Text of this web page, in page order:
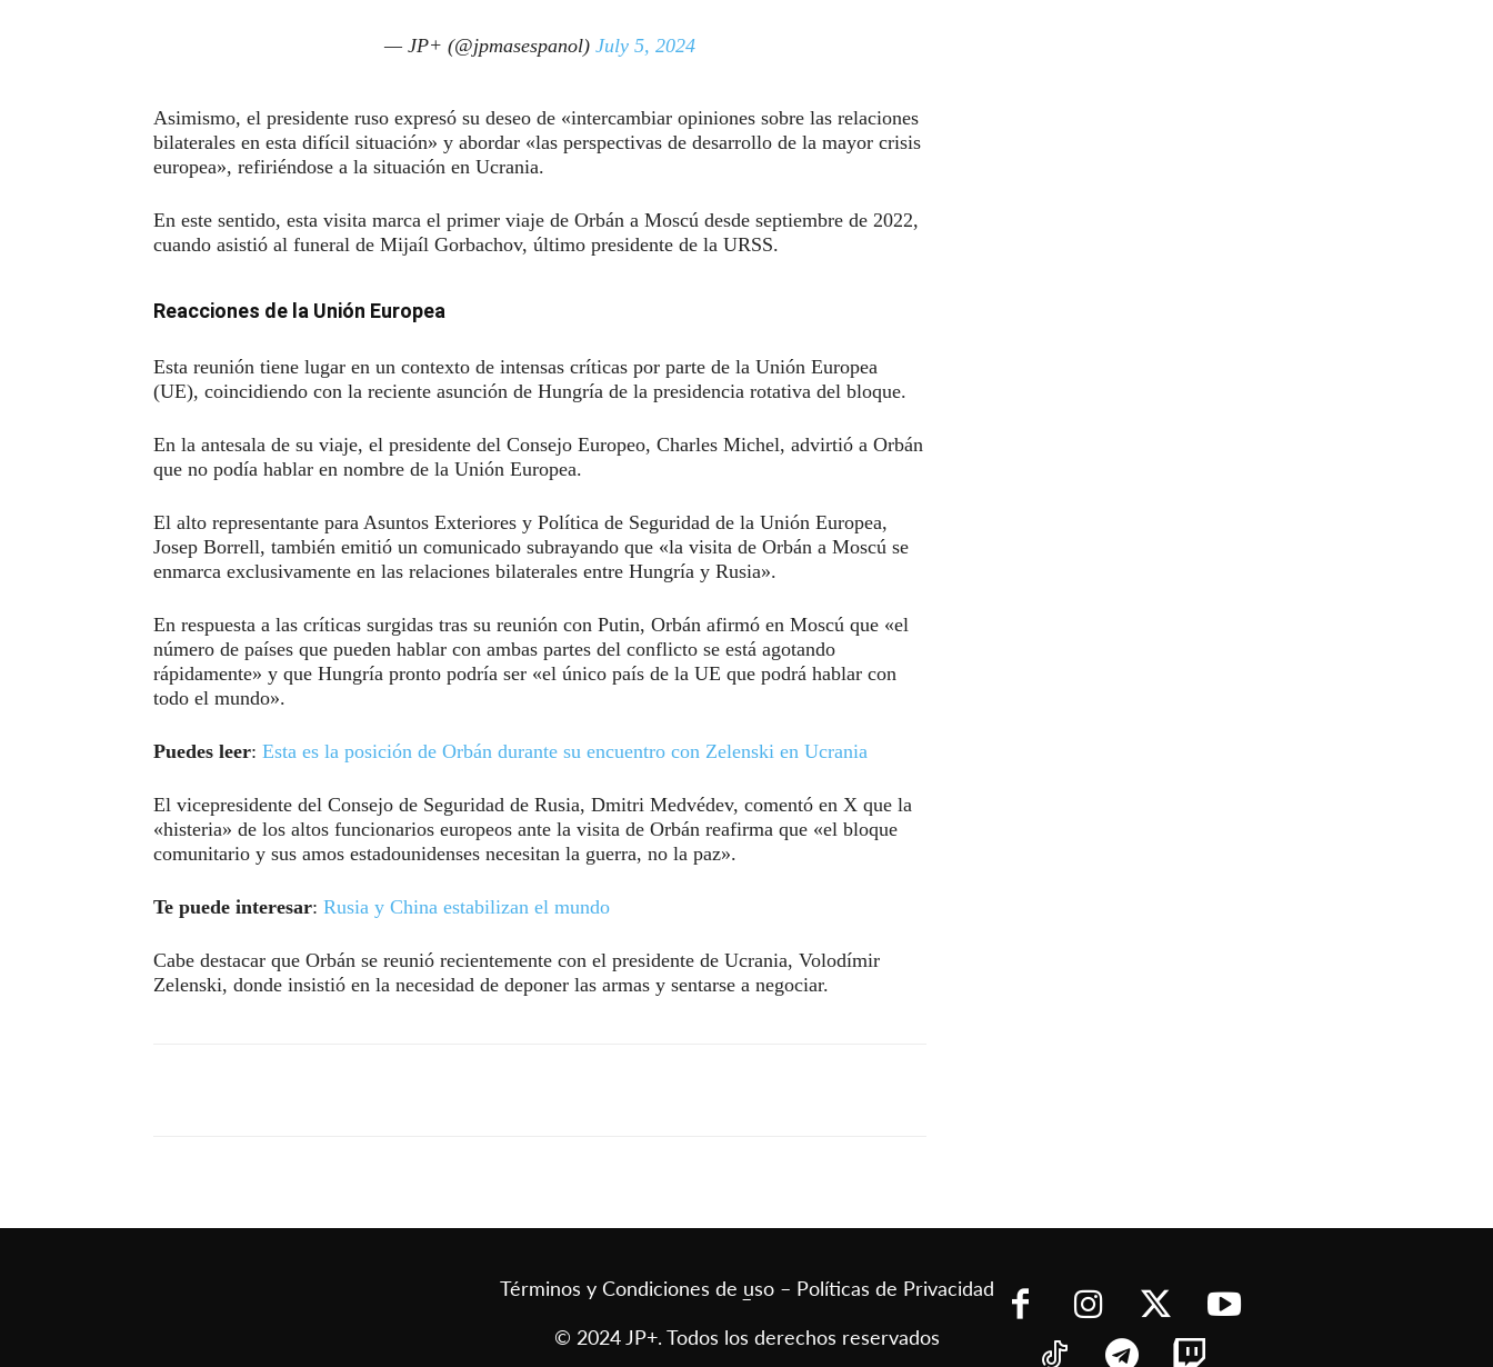
— JP+ (@jpmasespanol) July 5, 2024
Asimismo, el presidente ruso expresó su deseo de «intercambiar opiniones sobre las relaciones
bilaterales en esta difícil situación» y abordar «las perspectivas de desarrollo de la mayor crisis
europea», refiriéndose a la situación en Ucrania.
En este sentido, esta visita marca el primer viaje de Orbán a Moscú desde septiembre de 2022,
cuando asistió al funeral de Mijaíl Gorbachov, último presidente de la URSS.
Reacciones de la Unión Europea
Esta reunión tiene lugar en un contexto de intensas críticas por parte de la Unión Europea
(UE), coincidiendo con la reciente asunción de Hungría de la presidencia rotativa del bloque.
En la antesala de su viaje, el presidente del Consejo Europeo, Charles Michel, advirtió a Orbán
que no podía hablar en nombre de la Unión Europea.
El alto representante para Asuntos Exteriores y Política de Seguridad de la Unión Europea,
Josep Borrell, también emitió un comunicado subrayando que «la visita de Orbán a Moscú se
enmarca exclusivamente en las relaciones bilaterales entre Hungría y Rusia».
En respuesta a las críticas surgidas tras su reunión con Putin, Orbán afirmó en Moscú que «el
número de países que pueden hablar con ambas partes del conflicto se está agotando
rápidamente» y que Hungría pronto podría ser «el único país de la UE que podrá hablar con
todo el mundo».
Puedes leer: Esta es la posición de Orbán durante su encuentro con Zelenski en Ucrania
El vicepresidente del Consejo de Seguridad de Rusia, Dmitri Medvédev, comentó en X que la
«histeria» de los altos funcionarios europeos ante la visita de Orbán reafirma que «el bloque
comunitario y sus amos estadounidenses necesitan la guerra, no la paz».
Te puede interesar: Rusia y China estabilizan el mundo
Cabe destacar que Orbán se reunió recientemente con el presidente de Ucrania, Volodímir
Zelenski, donde insistió en la necesidad de deponer las armas y sentarse a negociar.
Términos y Condiciones de uso – Políticas de Privacidad
–
© 2024 JP+. Todos los derechos reservados